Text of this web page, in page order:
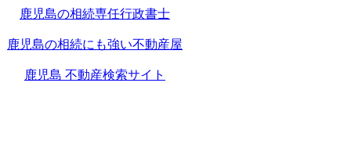
鹿児島の相続専任行政書士
鹿児島の相続にも強い不動産屋
鹿児島 不動産検索サイト